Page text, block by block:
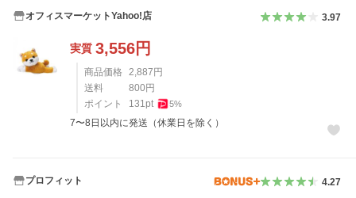
オフィスマーケットYahoo!店 3.97
実質 3,556円
商品価格 2,887円
送料
800円
ポイント
131 pt 5%
7〜8日以内に発送（休業日を除く）
プロフィット 4.27